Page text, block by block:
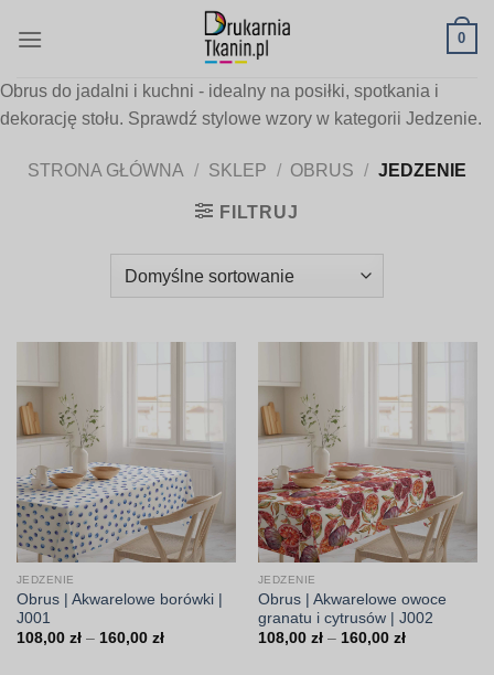
0
Obrus do jadalni i kuchni - idealny na posiłki, spotkania i
dekorację stołu. Sprawdź stylowe wzory w kategorii Jedzenie.
STRONA GŁÓWNA / SKLEP / OBRUS / JEDZENIE
FILTRUJ
JEDZENIE
Obrus | Akwarelowe borówki |
J001
108,00 zł – 160,00 złZakres
JEDZENIE
Obrus | Akwarelowe owoce
granatu i cytrusów | J002
108,00 zł – 160,00 złZakres